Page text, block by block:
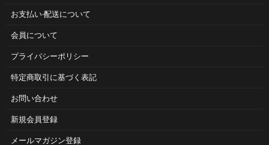
お⽀払い‧配送について
会員について
プライバシーポリシー
特定商取引に基づく表記
お問い合わせ
新規会員登録
メールマガジン登録